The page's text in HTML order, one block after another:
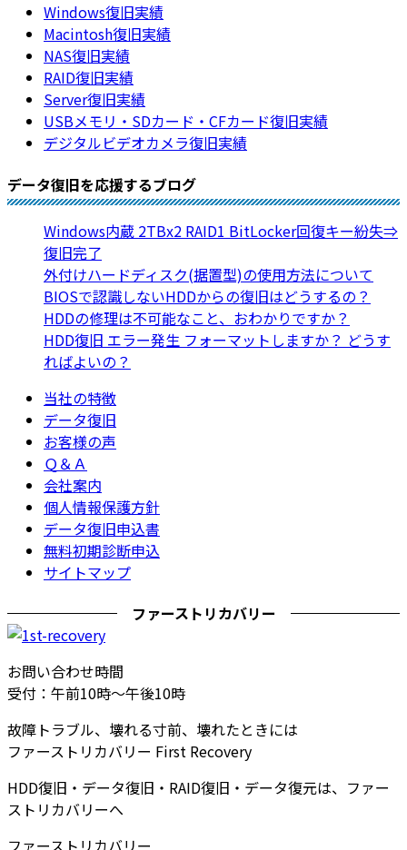
Windows復旧実績
Macintosh復旧実績
NAS復旧実績
RAID復旧実績
Server復旧実績
USBメモリ・SDカード・CFカード復旧実績
デジタルビデオカメラ復旧実績
データ復旧を応援するブログ
Windows内蔵 2TBx2 RAID1 BitLocker回復キー紛失⇒
復旧完了
外付けハードディスク(据置型)の使用方法について
BIOSで認識しないHDDからの復旧はどうするの？
HDDの修理は不可能なこと、おわかりですか？
HDD復旧 エラー発生 フォーマットしますか？ どうす
ればよいの？
当社の特徴
データ復旧
お客様の声
Ｑ＆Ａ
会社案内
個人情報保護方針
データ復旧申込書
無料初期診断申込
サイトマップ
ファーストリカバリー
お問い合わせ時間
受付：午前10時～午後10時
故障トラブル、壊れる寸前、壊れたときには
ファーストリカバリー First Recovery
HDD復旧・データ復旧・RAID復旧・データ復元は、ファー
ストリカバリーへ
ファーストリカバリー